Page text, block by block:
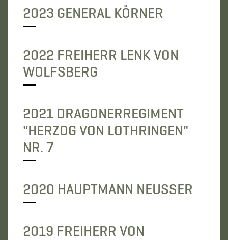
2023 GENERAL KÖRNER
2022 FREIHERR LENK VON
WOLFSBERG
2021 DRAGONERREGIMENT
"HERZOG VON LOTHRINGEN"
NR. 7
2020 HAUPTMANN NEUSSER
2019 FREIHERR VON